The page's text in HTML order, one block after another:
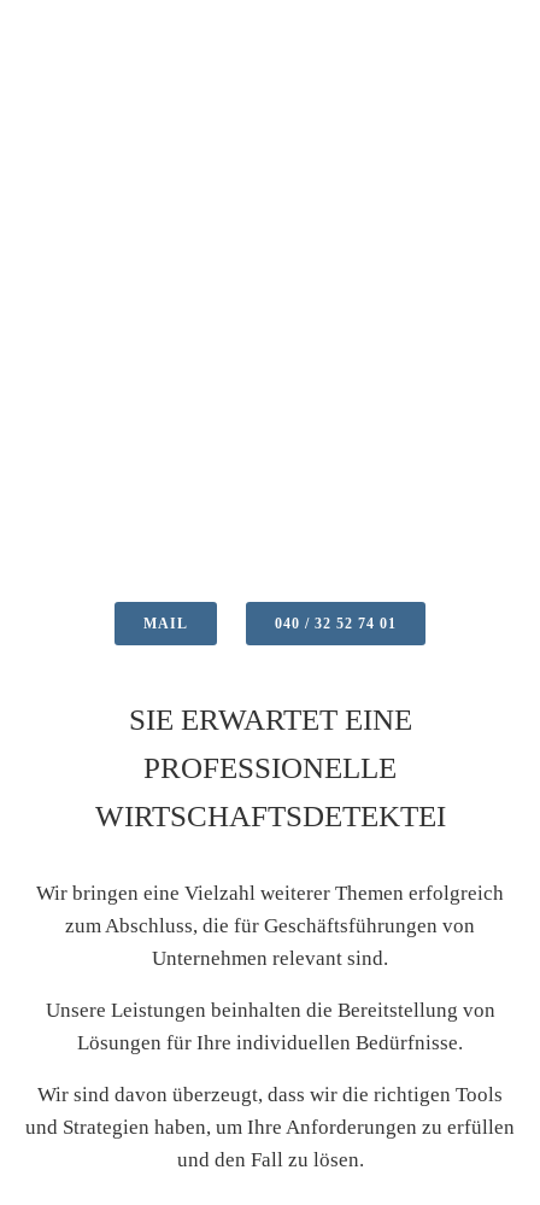
MAIL 040 / 32 52 74 01
SIE ERWARTET EINE
PROFESSIONELLE
WIRTSCHAFTSDETEKTEI
Wir bringen eine Vielzahl weiterer Themen erfolgreich
zum Abschluss, die für Geschäftsführungen von
Unternehmen relevant sind.
Unsere Leistungen beinhalten die Bereitstellung von
Lösungen für Ihre individuellen Bedürfnisse.
Wir sind davon überzeugt, dass wir die richtigen Tools
und Strategien haben, um Ihre Anforderungen zu erfüllen
und den Fall zu lösen.